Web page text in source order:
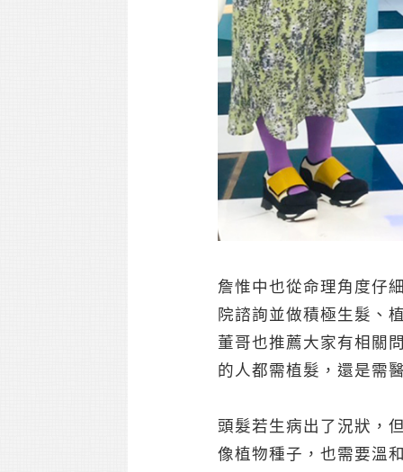
詹惟中也從命理角度仔
院諮詢並做積極生髮、
董哥也推薦大家有相關
的人都需植髮，還是需
頭髮若生病出了況狀，
像植物種子，也需要溫